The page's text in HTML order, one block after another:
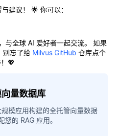
建议！ 🌟 你可以：
与全球 AI 爱好者一起交流。 如果
别忘了给 Milvus GitHub 仓库点个
💖
量数据库
模应用构建的全托管向量数据
您的 RAG 应用。